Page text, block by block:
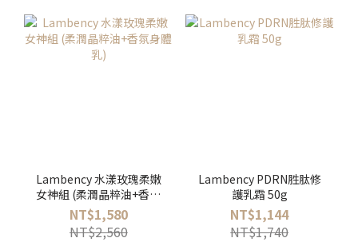
Lambency 水漾玫瑰柔嫩
女神組 (柔潤晶粹油+香氛
身體乳)
NT$1,580
NT$2,560
Lambency PDRN胜肽修
護乳霜 50g
NT$1,144
NT$1,740